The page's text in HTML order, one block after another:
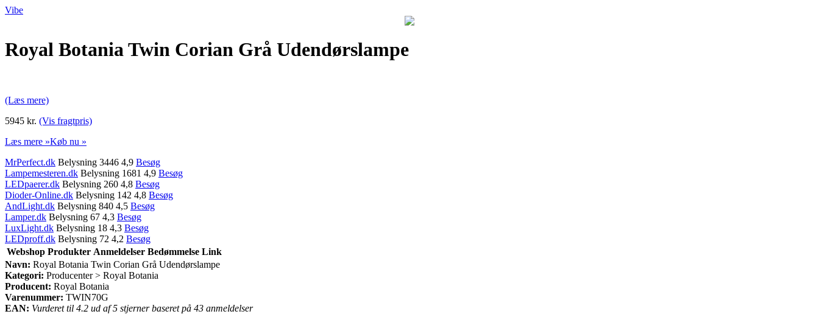
Vibe
Royal Botania Twin Corian Grå Udendørslampe
(Læs mere)
5945 kr. (Vis fragtpris)
Læs mere »Køb nu »
MrPerfect.dk Belysning 3446 4,9 Besøg
Lampemesteren.dk Belysning 1681 4,9 Besøg
LEDpaerer.dk Belysning 260 4,8 Besøg
Dioder-Online.dk Belysning 142 4,8 Besøg
AndLight.dk Belysning 840 4,5 Besøg
Lamper.dk Belysning 67 4,3 Besøg
LuxLight.dk Belysning 18 4,3 Besøg
LEDproff.dk Belysning 72 4,2 Besøg
Webshop Produkter Anmeldelser Bedømmelse Link
Navn: Royal Botania Twin Corian Grå Udendørslampe
Kategori: Producenter > Royal Botania
Producent: Royal Botania
Varenummer: TWIN70G
EAN: Vurderet til 4.2 ud af 5 stjerner baseret på 43 anmeldelser